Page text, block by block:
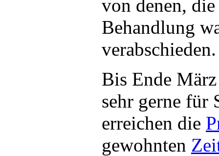
von denen,
Behandlung
verabschieden.
Bis Ende
sehr gerne für
erreichen die
gewohnten